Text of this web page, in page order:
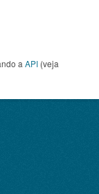
a API (veja